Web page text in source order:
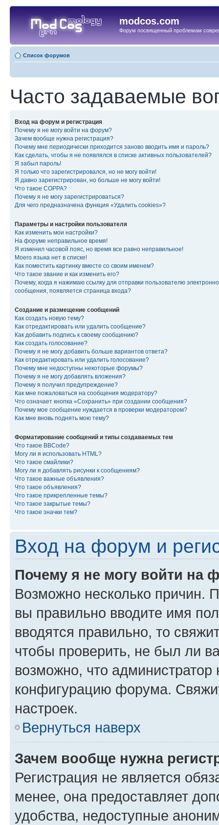
modcos.com
Форум посвященный проблемам
Список форумов
Часто задаваемые
Вход на форум и регистрация
Почему я не могу войти на форум?
Зачем вообще нужна регистрация?
Почему мне периодически приходится заново вводить имя и пароль?
Как сделать, чтобы я не появлялся в списке активных пользователей?
Я забыл пароль!
Я только что зарегистрировался, но не могу войти!
Я давно зарегистрирован, но больше не могу войти!
Что такое COPPA?
Почему я не могу зарегистрироваться?
Для чего предназначена функция «Удалить cookies»?
Параметры и настройки пользователя
Как изменить мои настройки?
На форуме неправильное время!
Я изменил часовой пояс, но время все равно неправильное!
Моего языка нет в списке!
Как поместить картинку вместе со своим именем?
Что такое звание и как изменить его?
Почему, когда я нажимаю ссылку для отправки пользователю
сообщения, появляется страница входа?
Создание и размещение сообщений
Как создать новую тему?
Как отредактировать или удалить сообщение?
Как добавить подпись к своему сообщению?
Как создать голосование?
Почему я не могу добавить больше вариантов ответа?
Как отредактировать или удалить голосование?
Почему мне недоступны некоторые форумы?
Почему я не могу добавлять вложения?
Почему я получил предупреждение?
Как мне пожаловаться на сообщения модератору?
Что означает кнопка «Сохранить» при создании сообщения?
Почему мое сообщение нуждается в проверки модератором?
Как мне вновь поднять мою тему?
Форматирование сообщений и типы создаваемых тем
Что такое BBCode?
Могу ли я использовать HTML?
Что такое смайлики?
Могу ли я добавлять рисунки к сообщениям?
Что такое важные объявления?
Что такое объявления?
Что такое прикрепленные темы?
Что такое закрытые темы?
Что такое значки тем?
Вход на форум и
Почему я не могу войти на
Возможно несколько причин.
вы правильно вводите имя
вводятся правильно, то
чтобы проверить, не был ли
возможно, что администратор
конфигурацию форума.
настроек.
Вернуться наверх
Зачем вообще нужна
Регистрация не является
менее, она предоставляет
удобства, недоступные